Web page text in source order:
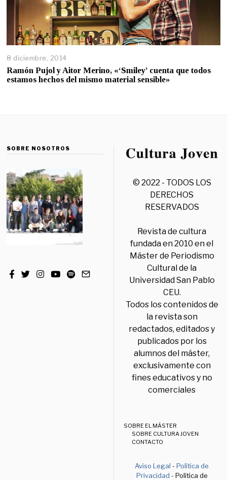
8 diciembre, 2014
Ramón Pujol y Aitor Merino, «‘Smiley’ cuenta que todos
estamos hechos del mismo material sensible»
SOBRE NOSOTROS
© 2022 - TODOS LOS
DERECHOS
RESERVADOS
Revista de cultura
fundada en 2010 en el
Máster de Periodismo
Cultural de la
Universidad San Pablo
CEU.
Todos los contenidos de
la revista son
redactados, editados y
publicados por los
alumnos del máster,
exclusivamente con
fines educativos y no
comerciales
SOBRE EL MÁSTER
SOBRE CULTURA JOVEN
CONTACTO
Aviso Legal -Política de
Privacidad - Política de